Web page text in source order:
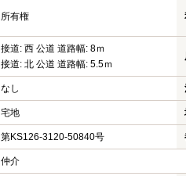
所有権
接道: 西 公道 道路幅: 8ｍ
接道: 北 公道 道路幅: 5.5ｍ
なし
宅地
第KS126-3120-50840号
仲介